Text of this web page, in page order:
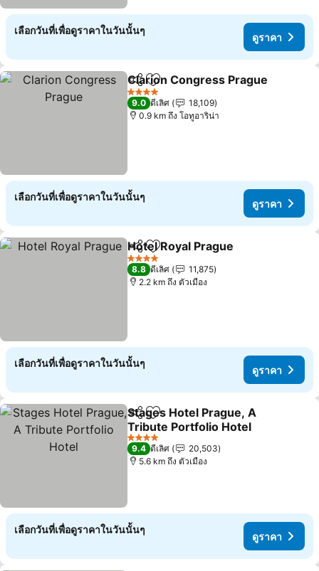
เลือกวันที่เพื่อดูราคาในวันนั้นๆ
ดูราคา
แชร์ เพิ่มในรายการโปรด
Clarion Congress Prague
4 ดาว
9.0 ดีเลิศ
18,109
0.9 km ถึง โอทูอาริน่า
เลือกวันที่เพื่อดูราคาในวันนั้นๆ
ดูราคา
แชร์ เพิ่มในรายการโปรด
Hotel Royal Prague
4 ดาว
8.8 ดีเลิศ
11,875
2.2 km ถึง ตัวเมือง
เลือกวันที่เพื่อดูราคาในวันนั้นๆ
ดูราคา
แชร์ เพิ่มในรายการโปรด
Stages Hotel Prague, A
Tribute Portfolio Hotel
4 ดาว
9.4 ดีเลิศ
20,503
5.6 km ถึง ตัวเมือง
เลือกวันที่เพื่อดูราคาในวันนั้นๆ
ดูราคา